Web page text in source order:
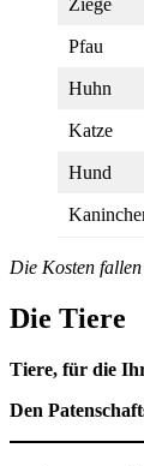
Ziege
Pfau
Huhn
Katze
Hund
Die Kosten
Die Tiere
Tiere, für die
Den